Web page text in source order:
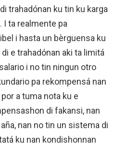
trahadónan ku tin ku karga
I ta realmente pa
i hasta un bèrguensa ku
e trahadónan aki ta limitá
i no tin ningun otro
pa rekompensá nan
a tuma nota ku e
di fakansi, nan
nan no tin un sistema di
ku nan kondishonnan